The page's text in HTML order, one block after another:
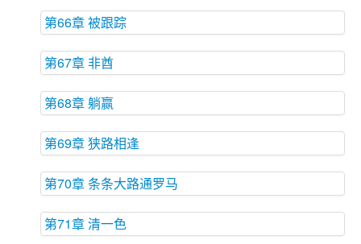
第66章 被跟踪
第67章 非酋
第68章 躺赢
第69章 狭路相逢
第70章 条条大路通罗马
第71章 清一色